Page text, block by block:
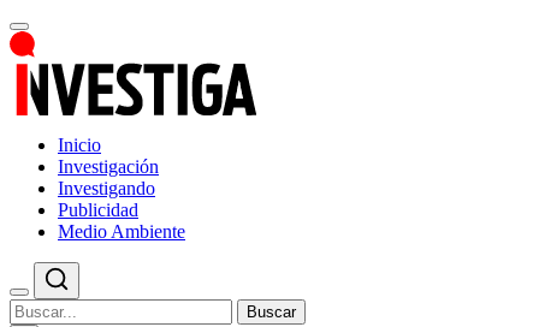
Inicio
Investigación
Investigando
Publicidad
Medio Ambiente
Buscar